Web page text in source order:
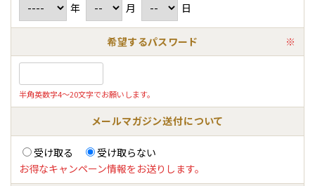
年 月 日
希望するパスワード ※
半角英数字4～20文字でお願いします。
メールマガジン送付について
受け取る
受け取らない
お得なキャンペーン情報をお送りします。